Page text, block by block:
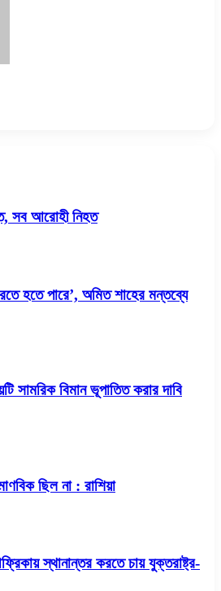
সব আরোহী নিহত
হতে পারে’, অমিত শাহের মন্তব্যে
সামরিক বিমান ভূপাতিত করার দাবি
ছিল না : রাশিয়া
স্থানান্তর করতে চায় যুক্তরাষ্ট্র-